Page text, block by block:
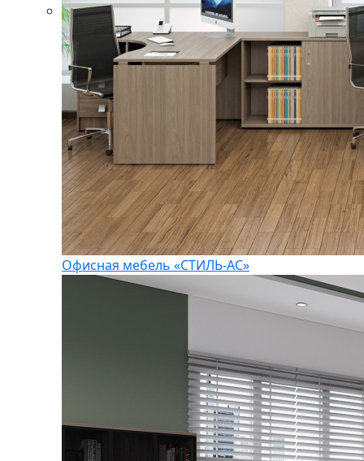
Офисная мебель «СТИЛЬ-АС»